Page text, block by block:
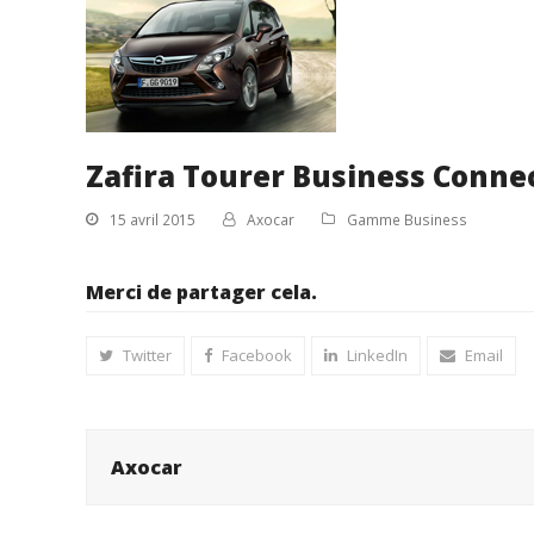
Zafira Tourer Business
15 avril 2015 Axocar Gamme Business
Merci de partager cela.
Twitter Facebook LinkedIn Email
Axocar